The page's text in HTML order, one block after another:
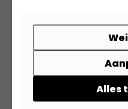
€63,40excl. BTW
incl.
Dit
meerdere
Alles